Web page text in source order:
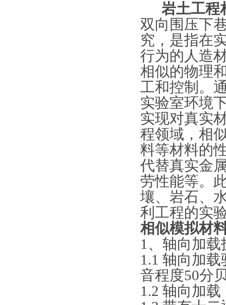
岩土工程
双向围压下
究，是指在
行为的人造
相似的物理
工和控制。
实验室环境
实现对真实
程领域，相
料等材料的
代替真实金
劳性能等。
壤、岩石、
利工程的实
相似模拟材
1、轴向加
1.1 轴向加
音程度50分
1.2 轴向加